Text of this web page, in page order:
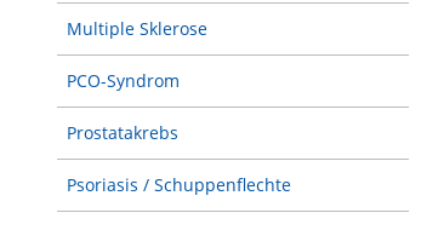
Multiple Sklerose
PCO-Syndrom
Prostatakrebs
Psoriasis / Schuppenflechte